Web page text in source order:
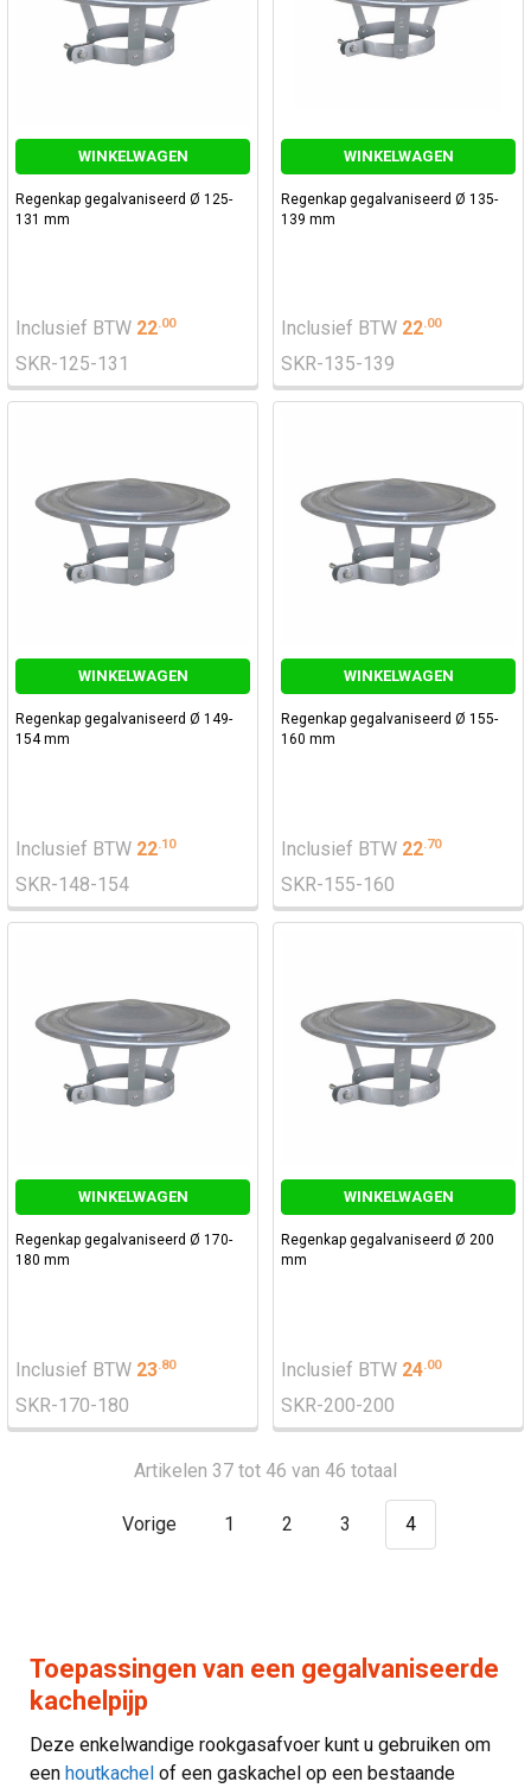
WINKELWAGEN
Regenkap gegalvaniseerd Ø 125-
131 mm
Inclusief BTW 22.00
SKR-125-131
WINKELWAGEN
Regenkap gegalvaniseerd Ø 135-
139 mm
Inclusief BTW 22.00
SKR-135-139
WINKELWAGEN
Regenkap gegalvaniseerd Ø 149-
154 mm
Inclusief BTW 22.10
SKR-148-154
WINKELWAGEN
Regenkap gegalvaniseerd Ø 155-
160 mm
Inclusief BTW 22.70
SKR-155-160
WINKELWAGEN
Regenkap gegalvaniseerd Ø 170-
180 mm
Inclusief BTW 23 80
SKR-170-180
WINKELWAGEN
Regenkap gegalvaniseerd Ø 200
mm
Inclusief BTW 24 00
SKR-200-200
Artikelen 37 tot 46 van 46 totaal
Vorige 1 2 3 4
Toepassingen van een gegalvaniseerde
kachelpijp
Deze enkelwandige rookgasafvoer kunt u gebruiken om
een houtkachel of een gaskachel op een bestaande